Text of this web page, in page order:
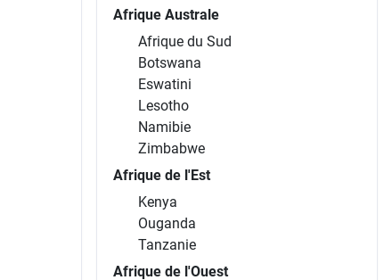
Afrique Australe
Afrique du Sud
Botswana
Eswatini
Lesotho
Namibie
Zimbabwe
Afrique de l'Est
Kenya
Ouganda
Tanzanie
Afrique de l'Ouest